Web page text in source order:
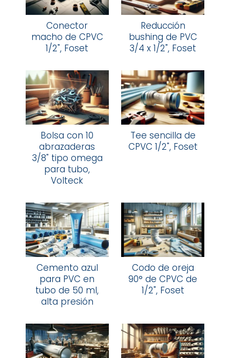
Conector
macho de CPVC
1/2", Foset
Reducción
bushing de PVC
3/4 x 1/2", Foset
Bolsa con 10
abrazaderas
3/8" tipo omega
para tubo,
Volteck
Tee sencilla de
CPVC 1/2", Foset
Cemento azul
para PVC en
tubo de 50 ml,
alta presión
Codo de oreja
90° de CPVC de
1/2", Foset